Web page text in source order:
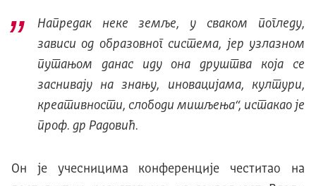
Напредак неке земље, у сваком погледу,
зависи од образовног система, јер узлазном
путањом данас иду она друштва која се
заснивају на знању, иновацијама, култури,
креативности, слободи мишљења“, истакао је
проф. др Радовић.
Он је учесницима конференције честитао на